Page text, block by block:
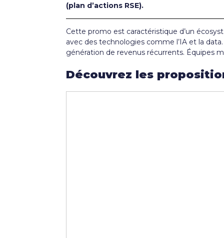
(plan d’actions RSE).
Cette promo est caractéristique d’un
avec des technologies comme l’IA et la
génération de revenus récurrents. Équipes
Découvrez les